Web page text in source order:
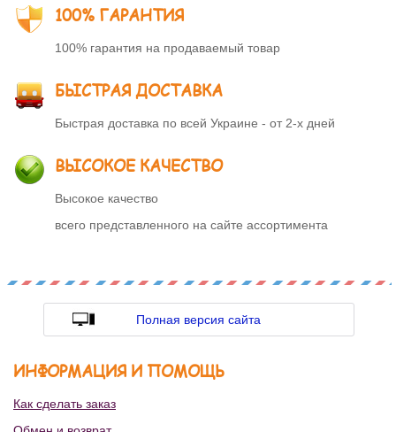
100% ГАРАНТИЯ
100% гарантия на продаваемый товар
БЫСТРАЯ ДОСТАВКА
Быстрая доставка по всей Украине - от 2-х дней
ВЫСОКОЕ КАЧЕСТВО
Высокое качество
всего представленного на сайте ассортимента
Полная версия сайта
ИНФОРМАЦИЯ И ПОМОЩЬ
Как сделать заказ